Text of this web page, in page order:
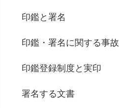
印鑑と署名
印鑑・署名に関する事故
印鑑登録制度と実印
署名する文書